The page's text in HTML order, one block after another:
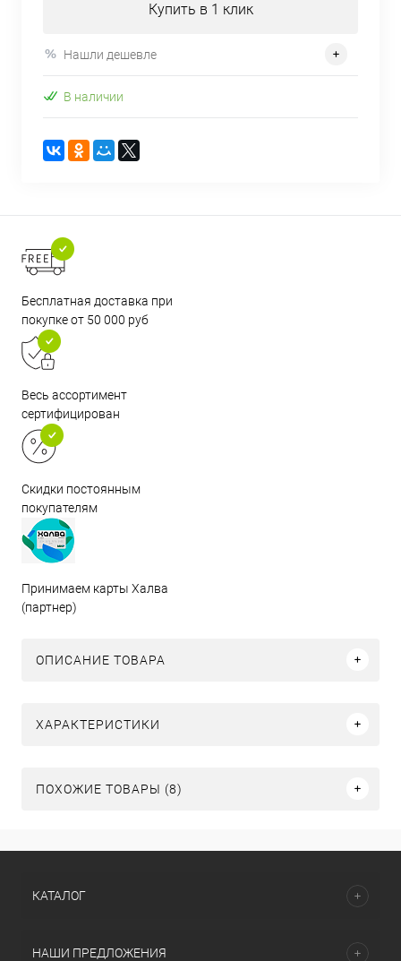
Купить в 1 клик
Нашли дешевле
В наличии
Бесплатная доставка при
покупке от 50 000 руб
Весь ассортимент
сертифицирован
Скидки постоянным
покупателям
Принимаем карты Халва
(партнер)
ОПИСАНИЕ ТОВАРА
ХАРАКТЕРИСТИКИ
ПОХОЖИЕ ТОВАРЫ (8)
КАТАЛОГ
НАШИ ПРЕДЛОЖЕНИЯ